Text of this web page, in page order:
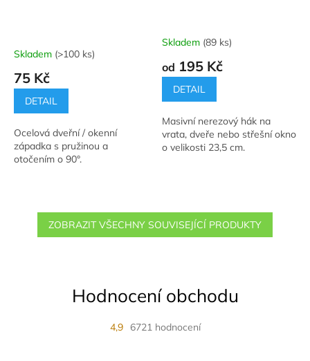
Skladem (>100 ks)
75 Kč
DETAIL
Ocelová dveřní / okenní
západka s pružinou a
otočením o 90°.
Průměrné
produktu
5,0
5
hvězdiček.
Skladem (89 ks)
od 195 Kč
DETAIL
Masivní nerezový hák na
vrata, dveře nebo střešní okno
o velikosti 23,5 cm.
ZOBRAZIT VŠECHNY SOUVISEJÍCÍ PRODUKTY
Hodnocení obchodu
4,9 6721 hodnocení